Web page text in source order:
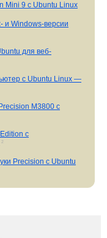
Mini 9 с Ubuntu Linux
и Windows-версии
для веб-
с Ubuntu Linux —
M3800 с
с
2
Precision с Ubuntu